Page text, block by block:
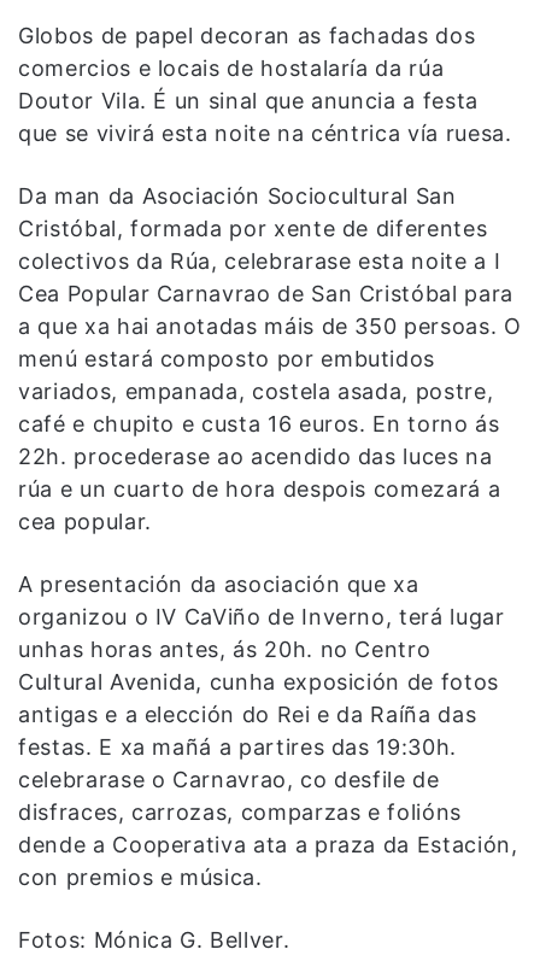
Globos de papel decoran as fachadas dos
comercios e locais de hostalaría da rúa
Doutor Vila. É un sinal que anuncia a festa
que se vivirá esta noite na céntrica vía ruesa.
Da man da Asociación Sociocultural San
Cristóbal, formada por xente de diferentes
colectivos da Rúa, celebrarase esta noite a I
Cea Popular Carnavrao de San Cristóbal para
a que xa hai anotadas máis de 350 persoas. O
menú estará composto por embutidos
variados, empanada, costela asada, postre,
café e chupito e custa 16 euros. En torno ás
22h. procederase ao acendido das luces na
rúa e un cuarto de hora despois comezará a
cea popular.
A presentación da asociación que xa
organizou o IV CaViño de Inverno, terá lugar
unhas horas antes, ás 20h. no Centro
Cultural Avenida, cunha exposición de fotos
antigas e a elección do Rei e da Raíña das
festas. E xa mañá a partires das 19:30h.
celebrarase o Carnavrao, co desfile de
disfraces, carrozas, comparzas e folións
dende a Cooperativa ata a praza da Estación,
con premios e música.
Fotos: Mónica G. Bellver.